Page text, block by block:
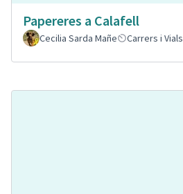
Papereres a Calafell
Cecilia Sarda Mañe
Carrers i Vials